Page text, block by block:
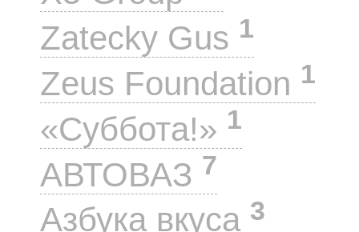
Zatecky Gus 1
Zeus Foundation 1
«Суббота!» 1
АВТОВАЗ 7
Азбука вкуса 3